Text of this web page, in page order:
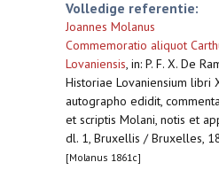
Volledige referentie:
Joannes Molanus
Commemoratio aliquot
Lovaniensis, in: P. F. X. De
Historiae Lovaniensium libri
autographo edidit,
et scriptis Molani, notis et
dl. 1, Bruxellis / Bruxelles,
[Molanus 1861c]